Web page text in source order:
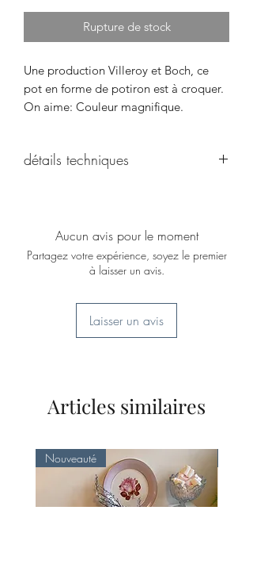
Rupture de stock
Une production Villeroy et Boch, ce
pot en forme de potiron est à croquer.
On aime: Couleur magnifique.
détails techniques
Parfait état. Sa grande soeur est en
vente dans ce site.
Aucun avis pour le moment
Partagez votre expérience, soyez le premier
à laisser un avis.
Laisser un avis
Articles similaires
Nouveauté